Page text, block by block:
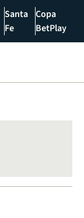
Santa
Fe
Copa
BetPlay